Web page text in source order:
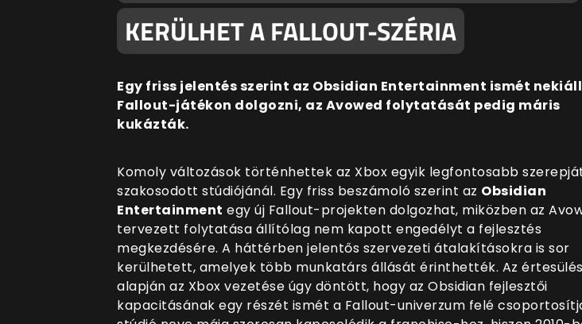
KERÜLHET A FALLOUT-SZÉRIA
Egy friss jelentés szerint az Obsidian Entertainment ismét
Fallout-játékon dolgozni, az Avowed folytatását pedig máris
kukázták.
Komoly változások történhettek az Xbox egyik legfontosabb
szakosodott stúdiójánál. Egy friss beszámoló szerint az Obsidian
Entertainment egy új Fallout-projekten dolgozhat, miközben az
tervezett folytatása állítólag nem kapott engedélyt a fejlesztés
megkezdésére. A háttérben jelentős szervezeti átalakításokra is sor
kerülhetett, amelyek több munkatárs állását érinthették. Az
alapján az Xbox vezetése úgy döntött, hogy az Obsidian fejlesztői
kapacitásának egy részét ismét a Fallout-univerzum felé